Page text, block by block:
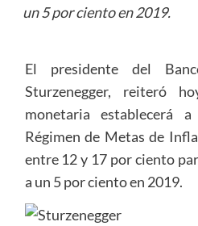
un 5 por ciento en 2019.
El presidente del
Sturzenegger, reiteró
monetaria establecerá
Régimen de Metas de
entre 12 y 17 por ciento
a un 5 por ciento en 2019.